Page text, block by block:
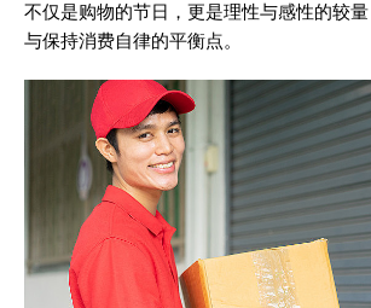
不仅是购物的节日，更是理性与感性的较
与保持消费自律的平衡点。